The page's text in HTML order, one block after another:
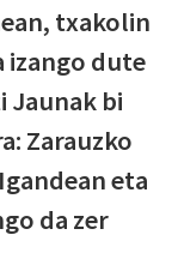
txakolin
izango dute
Jaunak bi
Zarauzko
eta
da zer